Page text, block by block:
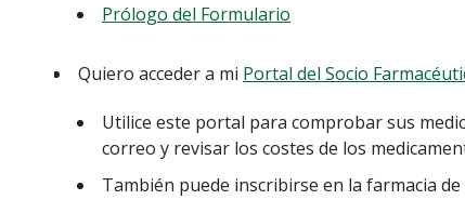
Prólogo del Formulario
Quiero acceder a mi Portal del Socio
Utilice este portal para comprobar sus
correo y revisar los costes de los
También puede inscribirse en la farmacia